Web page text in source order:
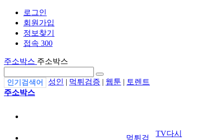
로그인
회원가입
정보찾기
접속 300
주소박스 주소박스
인기검색어 성인 | 먹튀검증 | 웹툰 | 토렌트
주소박스
먹튀검
TV다시